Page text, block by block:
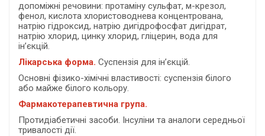
допоміжні речовини: протаміну сульфат, м-крезол,
фенол, кислота хлористоводнева концентрована,
натрію гідроксид, натрію дигідрофосфат дигідрат,
натрію хлорид, цинку хлорид, гліцерин, вода для
ін’єкцій.
Лікарська форма. Суспензія для ін’єкцій.
Основні фізико-хімічні властивості: суспензія білого
або майже білого кольору.
Фармакотерапевтична група.
Протидіабетичні засоби. Інсуліни та аналоги середньої
тривалості дії.